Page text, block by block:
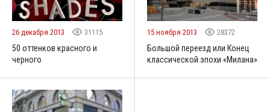
26 декабря 2013 31115
50 оттенков красного и
черного
15 ноября 2013 28372
Большой переезд или Конец
классической эпохи «Милана»